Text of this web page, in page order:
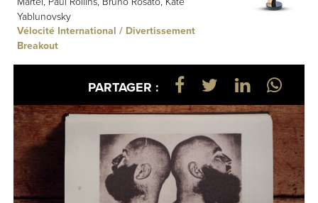
Yablunovsky
Vélocité International / Divertissement
Breakout
PARTAGER :